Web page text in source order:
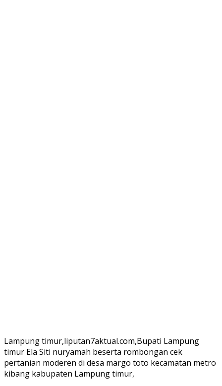
Lampung timur,liputan7aktual.com,Bupati Lampung
timur Ela Siti nuryamah beserta rombongan cek
pertanian moderen di desa margo toto kecamatan metro
kibang kabupaten Lampung timur,